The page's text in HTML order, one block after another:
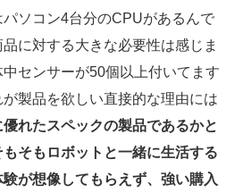
ソコン4台分のCPUがあるんで
に対する大きな必要性は感じま
センサーが50個以上付いてます
製品を欲しい直接的な理由には
優れたスペックの製品であるかと
そもロボットと一緒に生活する
が想像してもらえず、強い購入